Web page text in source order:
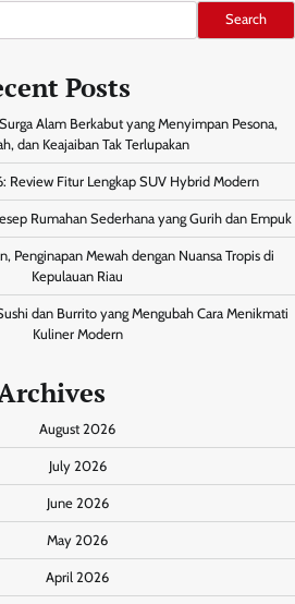
Search
Posts
Alam Berkabut yang Menyimpan Pesona,
dan Keajaiban Tak Terlupakan
Review Fitur Lengkap SUV Hybrid Modern
Rumahan Sederhana yang Gurih dan Empuk
Penginapan Mewah dengan Nuansa Tropis di
Kepulauan Riau
dan Burrito yang Mengubah Cara Menikmati
Kuliner Modern
August 2026
July 2026
June 2026
May 2026
April 2026